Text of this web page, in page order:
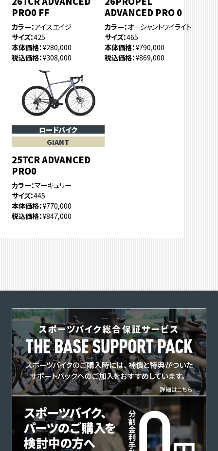
PRO0 FF
カラー アイスエイジ
サイズ 425
本体価格 ¥280,000
税込価格 ¥308,000
ADVANCED PRO 0
カラー オーシャントワイライト
サイズ 465
本体価格 ¥790,000
税込価格 ¥869,000
ロードバイク
GIANT
25TCR ADVANCED
PRO0
カラー マーキュリー
サイズ 445
本体価格 ¥770,000
税込価格 ¥847,000